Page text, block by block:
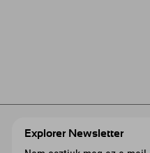
Explorer Newsletter